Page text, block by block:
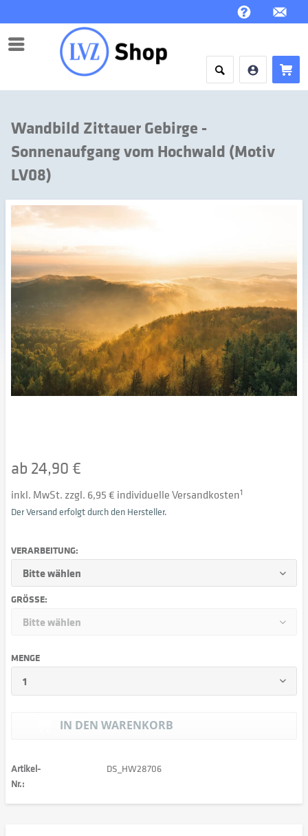
Menü
Wandbild Zittauer Gebirge -
Sonnenaufgang vom Hochwald (Motiv
LV08)
ab 24,90 €
inkl. MwSt. zzgl. 6,95 € individuelle Versandkosten1
Der Versand erfolgt durch den Hersteller.
VERARBEITUNG:
GRÖSSE:
MENGE
IN DEN WARENKORB
Artikel-
Nr.:
DS_HW28706